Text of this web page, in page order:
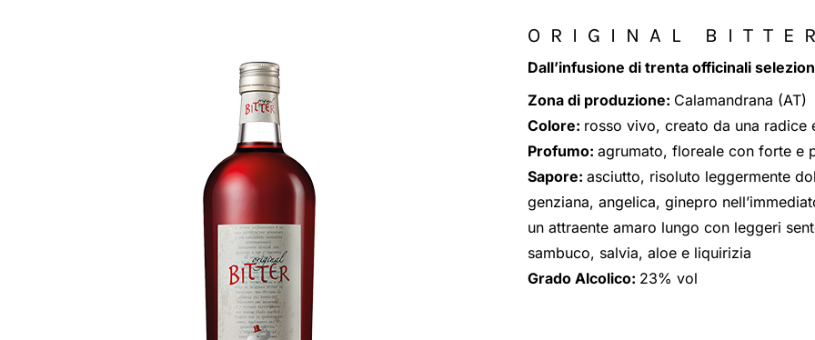
ORIGINAL
Dall’infusione di trenta officinali
Zona di produzione: Calamandrana (AT)
Colore: rosso vivo, creato da una radice
Profumo: agrumato, floreale con forte e
Sapore: asciutto, risoluto leggermente
genziana, angelica, ginepro
un attraente amaro lungo con leggeri
sambuco, salvia, aloe e liquirizia
Grado Alcolico: 23% vol